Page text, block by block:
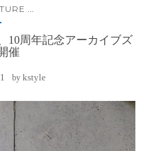
...
10周年記念アーカイブズ
催
by kstyle